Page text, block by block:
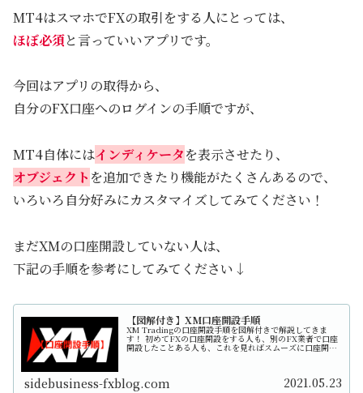
MT4はスマホでFXの取引をする人にとっては、
ほぼ必須と言っていいアプリです。
今回はアプリの取得から、
自分のFX口座へのログインの手順ですが、
MT4自体にはインディケータを表示させたり、
オブジェクト を追加できたり機能がたくさんあるので、
いろいろ自分好みにカスタマイズしてみてください！
まだXMの口座開設していない人は、
下記の手順を参考にしてみてください↓
【図解付き】XM口座開設手順
XM Tradingの口座開設手順を図解付きで解説してきま
す！ 初めてFXの口座開設をする人も、別のFX業者で口座
開設したことある人も、これを見ればスムーズに口座開設
sidebusiness-fxblog.com 2021.05.23